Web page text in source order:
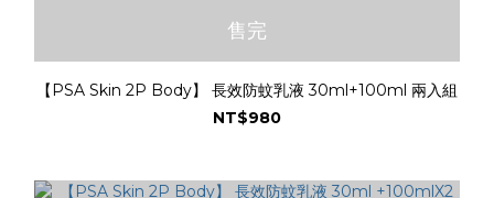
售完
【PSA Skin 2P Body】 長效防蚊乳液 30ml+100ml 兩入組
NT$980